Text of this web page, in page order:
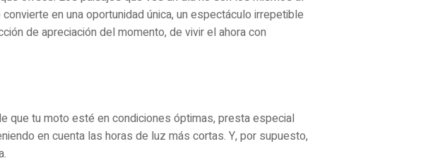
en una oportunidad única, un espectáculo irrepetible
de apreciación del momento, de vivir el ahora con
que tu moto esté en condiciones óptimas, presta especial
en cuenta las horas de luz más cortas. Y, por supuesto,